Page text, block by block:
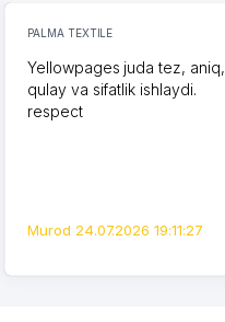
PALMA TEXTILE
Yellowpages juda tez, aniq,
qulay va sifatlik ishlaydi.
respect
Murod 24.07.2026 19:11:27